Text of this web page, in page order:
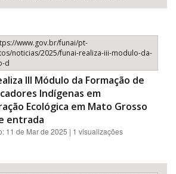
www.gov.br/funai/pt-
noticias/2025/funai-realiza-iii-modulo-da-
d
III Módulo da Formação de
Indígenas em
Ecológica em Mato Grosso
entrada
11 de Mar de 2025 | 1 visualizações